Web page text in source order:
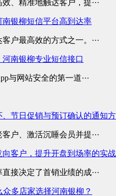
、精准地触达客户，提···
银柳短信平台高到达率
户最高效的方式之一。···
南银柳专业短信接口
与网站安全的第一道···
节日促销与预订确认的通知
户、激活沉睡会员并提···
客户，提升开盘到场率的实
接决定了首销业绩的成···
多店家选择河南银柳？